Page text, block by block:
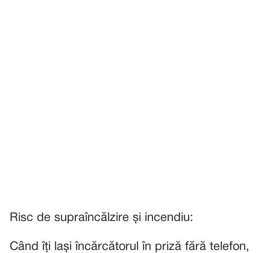
Risc de supraîncălzire și incendiu:
Când îți lași încărcătorul în priză fără telefon,